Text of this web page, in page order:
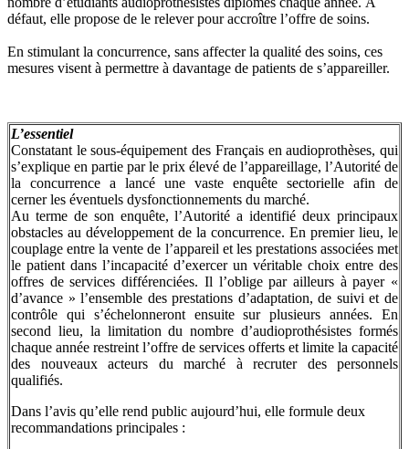
défaut, elle propose de le relever pour accroître l’offre de soins.
En stimulant la concurrence, sans affecter la qualité des soins, ces
mesures visent à permettre à davantage de patients de s’appareiller.
L’essentiel
Constatant le sous-équipement des Français en audioprothèses, qui
s’explique en partie par le prix élevé de l’appareillage, l’Autorité de
la concurrence a lancé une vaste enquête sectorielle afin de
cerner les éventuels dysfonctionnements du marché.
Au terme de son enquête, l’Autorité a identifié deux principaux
obstacles au développement de la concurrence. En premier lieu, le
couplage entre la vente de l’appareil et les prestations associées met
le patient dans l’incapacité d’exercer un véritable choix entre des
offres de services différenciées. Il l’oblige par ailleurs à payer «
d’avance » l’ensemble des prestations d’adaptation, de suivi et de
contrôle qui s’échelonneront ensuite sur plusieurs années. En
second lieu, la limitation du nombre d’audioprothésistes formés
chaque année restreint l’offre de services offerts et limite la capacité
des nouveaux acteurs du marché à recruter des personnels
qualifiés.
Dans l’avis qu’elle rend public aujourd’hui, elle formule deux
recommandations principales :